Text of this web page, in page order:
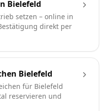
Bielefeld
setzen – online in
direkt per
Bielefeld
für Bielefeld
reservieren und